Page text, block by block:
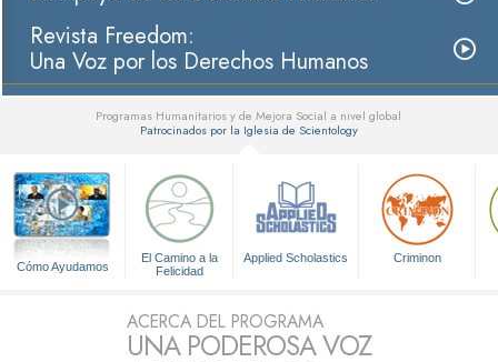
Revista Freedom:
Una Voz por los Derechos Humanos
Programas Humanitarios y de Mejora Social a nivel global
Patrocinados por la Iglesia de Scientology
Cómo Ayudamos
El Camino a la
Felicidad
Applied Scholastics Criminon
ACERCA DEL PROGRAMA
UNA PODEROSA VOZ